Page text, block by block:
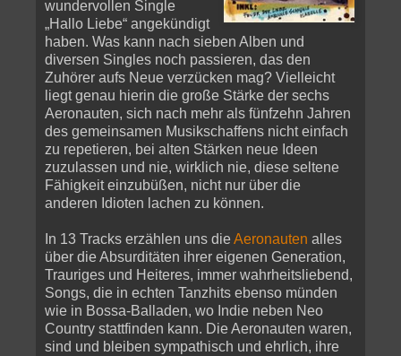
wundervollen Single
„Hallo Liebe“ angekündigt
haben. Was kann nach sieben Alben und
diversen Singles noch passieren, das den
Zuhörer aufs Neue verzücken mag? Vielleicht
liegt genau hierin die große Stärke der sechs
Aeronauten, sich nach mehr als fünfzehn Jahren
des gemeinsamen Musikschaffens nicht einfach
zu repetieren, bei alten Stärken neue Ideen
zuzulassen und nie, wirklich nie, diese seltene
Fähigkeit einzubüßen, nicht nur über die
anderen Idioten lachen zu können.
In 13 Tracks erzählen uns dieAeronauten alles
über die Absurditäten ihrer eigenen Generation,
Trauriges und Heiteres, immer wahrheitsliebend,
Songs, die in echten Tanzhits ebenso münden
wie in Bossa-Balladen, wo Indie neben Neo
Country stattfinden kann. Die Aeronauten waren,
sind und bleiben sympathisch und ehrlich, ihre